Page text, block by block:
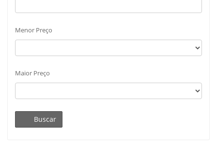
Menor Preço
Maior Preço
Buscar